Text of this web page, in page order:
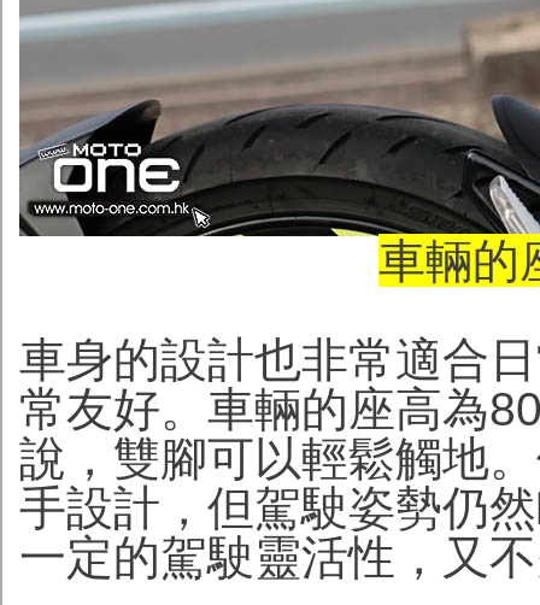
車輛的
車身的設計也非常適合
常友好。車輛的座高為
說，雙腳可以輕鬆觸地
手設計，但駕駛姿勢仍
一定的駕駛靈活性，又